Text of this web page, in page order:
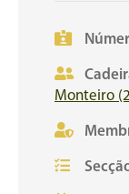
Monteiro